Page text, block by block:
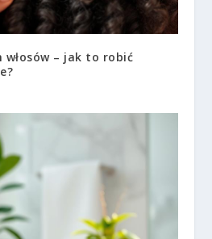
włosów – jak to robić